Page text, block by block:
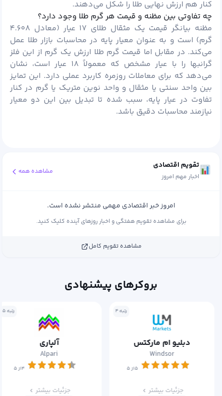
کنار هم ارزش نهایی طلا را شکل می‌دهند.
چه تفاوتی بین مظنه و قیمت هر گرم طلا وجود دارد؟
مظنه بیانگر قیمت یک مثقال طلای ۱۷ عیار (معادل ۴.۶۰۸
گرم) است و به عنوان معیار پایه در محاسبات بازار طلا عمل
می‌کند. در مقابل اما قیمت گرم طلا ارزش یک گرم از این فلز
گرانبها را با عیار مشخص که معمولاً ۱۸ عیار است، نشان
می‌دهد که برای معاملات روزمره کاربرد عملی دارد. این تمایز
بین واحد سنتی یا مثقال و واحد نوین متریک یا گرم در کنار
تفاوت در عیار پایه، سبب شده تا تبدیل بین این دو معیار
نیازمند محاسبات دقیق باشد.
تقویم اقتصادی
اخبار مهم امروز
مشاهده همه
امروز خبر اقتصادی مهمی منتشر نشده است.
برای مشاهده تقویم هفتگی و اخبار روزهای آینده کلیک کنید.
مشاهده تقویم کامل
بروکرهای پیشنهادی
رتبه ۴
دبلیو ام مارکتس
Windsor
۵از ۵
جزئیات بیشتر
رتبه ۵
آلپاری
Alpari
۴از ۵
جزئیات بیشتر